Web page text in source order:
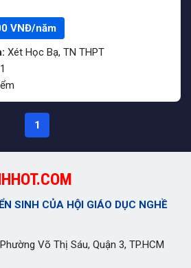
VNĐ/năm
Xét Học Bạ, TN THPT
1
SINH CỦA HỘI GIÁO DỤC NGHỀ
Võ Thị Sáu, Quận 3, TP.HCM